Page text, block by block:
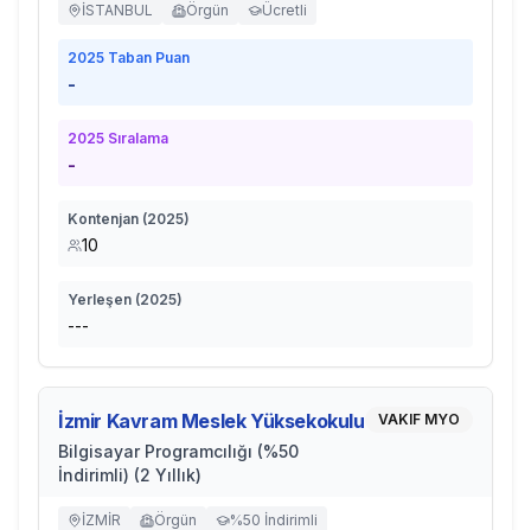
İSTANBUL Örgün Ücretli
2025 Taban Puan
-
2025 Sıralama
-
Kontenjan (2025)
10
Yerleşen (2025)
---
İzmir Kavram Meslek Yüksekokulu
Bilgisayar Programcılığı (%50
İndirimli) (2 Yıllık)
VAKIF MYO
İZMİR Örgün %50 İndirimli